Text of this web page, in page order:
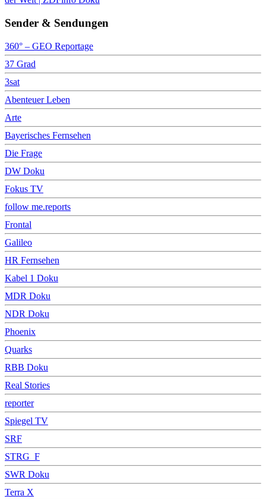
Sender & Sendungen
360° – GEO Reportage
37 Grad
3sat
Abenteuer Leben
Arte
Bayerisches Fernsehen
Die Frage
DW Doku
Fokus TV
follow me.reports
Frontal
Galileo
HR Fernsehen
Kabel 1 Doku
MDR Doku
NDR Doku
Phoenix
Quarks
RBB Doku
Real Stories
reporter
Spiegel TV
SRF
STRG_F
SWR Doku
Terra X